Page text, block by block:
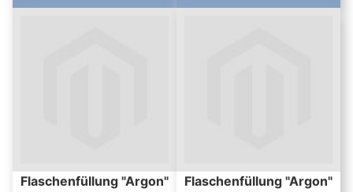
Flaschenfüllung "Argon" Flaschenfüllung "Argon"